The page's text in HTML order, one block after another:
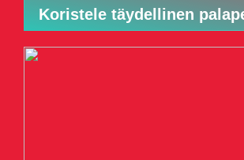
Koristele täydellinen